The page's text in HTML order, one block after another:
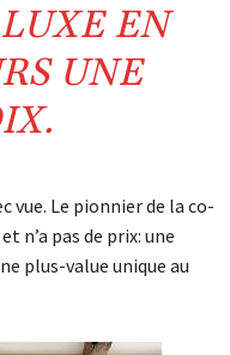
LUXEEN
UNE
vue. Le pionnier de la co-
n’a pas de prix: une
plus-value unique au